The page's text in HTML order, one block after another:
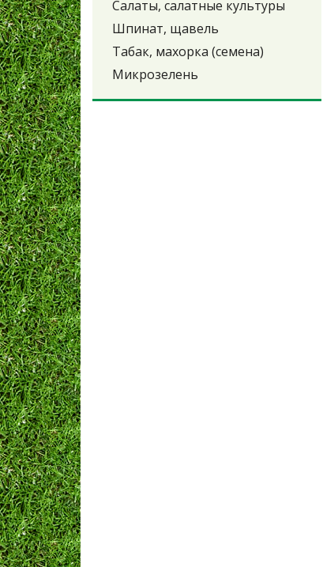
Салаты, салатные культуры
Шпинат, щавель
Табак, махорка (семена)
Микрозелень